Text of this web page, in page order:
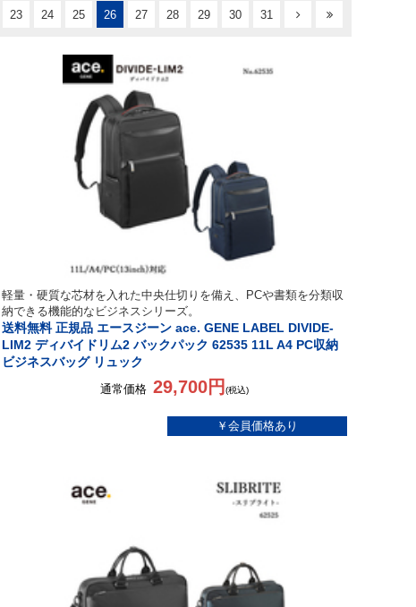
23 24 25 26 27 28 29 30 31
軽量・硬質な芯材を入れた中央仕切りを備え、PCや書類を分類収
納できる機能的なビジネスシリーズ。
送料無料 正規品 エースジーン ace. GENE LABEL DIVIDE-
LIM2 ディバイドリム2 バックパック 62535 11L A4 PC収納
ビジネスバッグ リュック
通常価格 29,700円 (税込)